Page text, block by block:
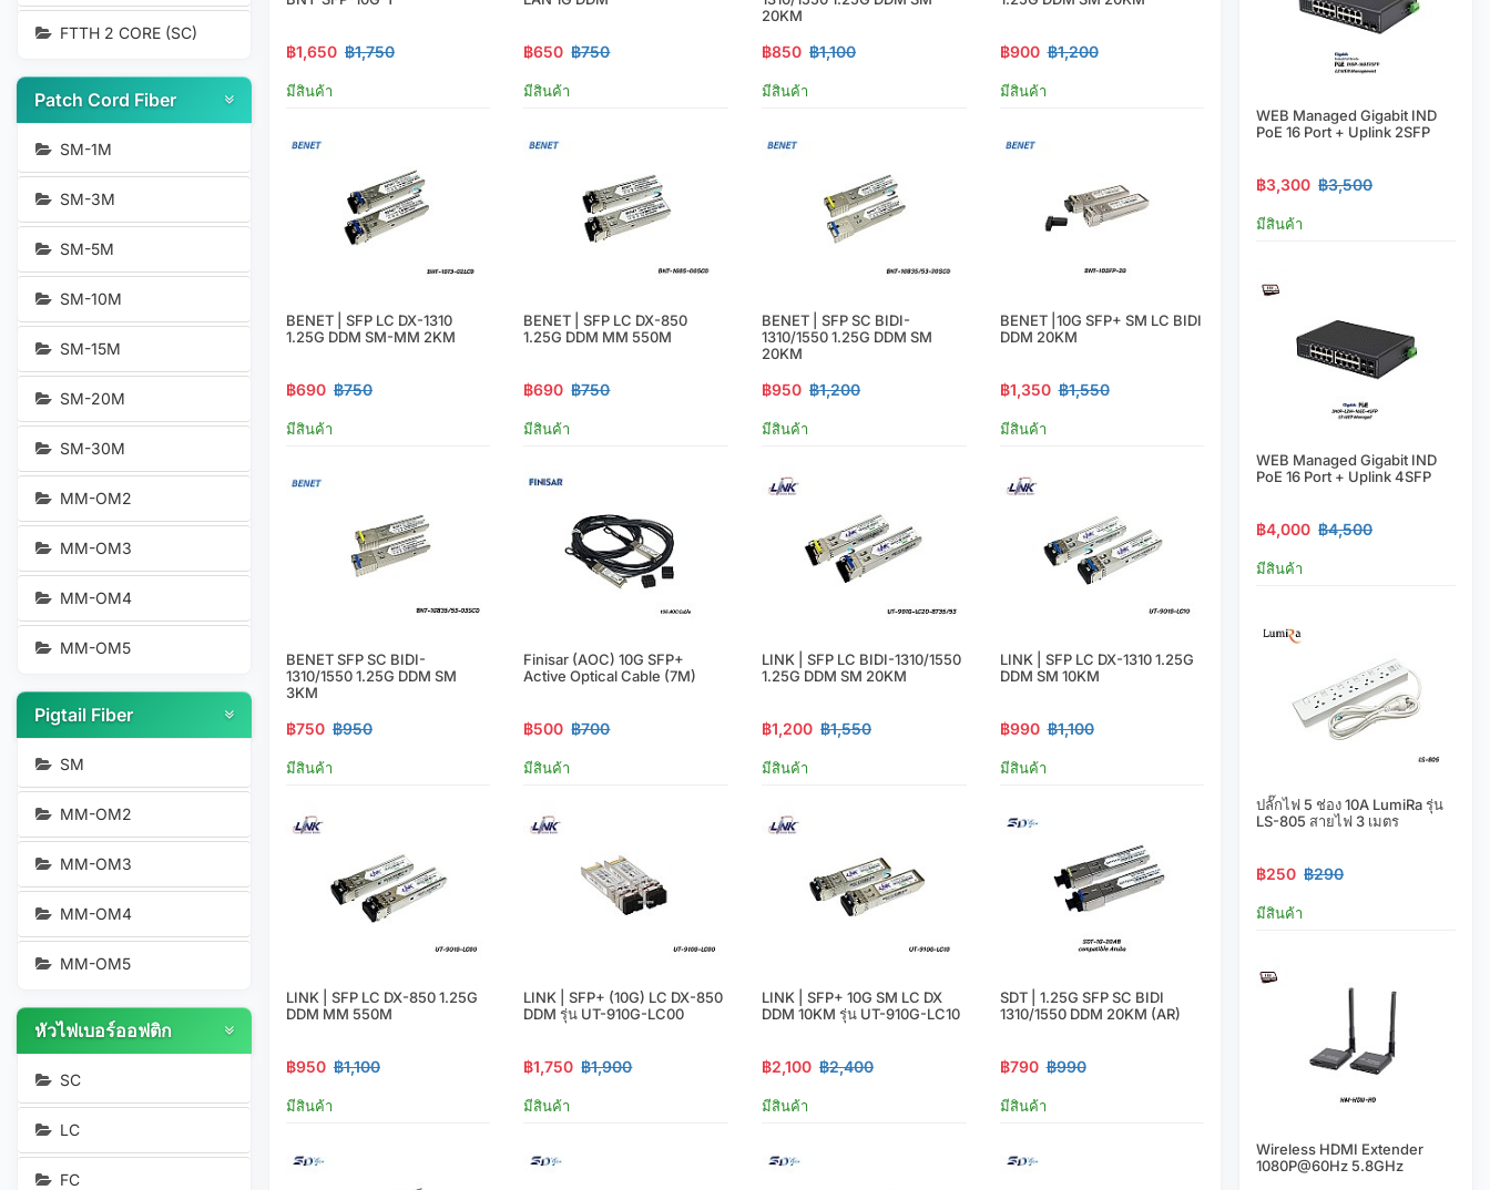
FTTH 2 CORE (SC)
Patch Cord Fiber
SM-1M
SM-3M
SM-5M
SM-10M
SM-15M
SM-20M
SM-30M
MM-OM2
MM-OM3
MM-OM4
MM-OM5
Pigtail Fiber
SM
MM-OM2
MM-OM3
MM-OM4
MM-OM5
หัวไฟเบอร์ออฟติก
SC
LC
FC
฿1,650 ฿1,750
มีสินค้า
฿650 ฿750
มีสินค้า
20KM
฿850 ฿1,100
มีสินค้า
฿900 ฿1,200
มีสินค้า
BENET | SFP LC DX-1310
1.25G DDM SM-MM 2KM
฿690 ฿750
มีสินค้า
BENET | SFP LC DX-850
1.25G DDM MM 550M
฿690 ฿750
มีสินค้า
BENET | SFP SC BIDI-
1310/1550 1.25G DDM SM
20KM
฿950 ฿1,200
มีสินค้า
BENET |10G SFP+ SM LC BIDI
DDM 20KM
฿1,350 ฿1,550
มีสินค้า
BENET SFP SC BIDI-
1310/1550 1.25G DDM SM
3KM
฿750 ฿950
มีสินค้า
Finisar (AOC) 10G SFP+
Active Optical Cable (7M)
฿500 ฿700
มีสินค้า
LINK | SFP LC BIDI-1310/1550
1.25G DDM SM 20KM
฿1,200 ฿1,550
มีสินค้า
LINK | SFP LC DX-1310 1.25G
DDM SM 10KM
฿990 ฿1,100
มีสินค้า
LINK | SFP LC DX-850 1.25G
DDM MM 550M
฿950 ฿1,100
มีสินค้า
LINK | SFP+ (10G) LC DX-850
DDM รุ่น UT-910G-LC00
฿1,750 ฿1,900
มีสินค้า
LINK | SFP+ 10G SM LC DX
DDM 10KM รุ่น UT-910G-LC10
฿2,100 ฿2,400
มีสินค้า
SDT | 1.25G SFP SC BIDI
1310/1550 DDM 20KM (AR)
฿790 ฿990
มีสินค้า
WEB Managed Gigabit IND
PoE 16 Port + Uplink 2SFP
฿3,300 ฿3,500
มีสินค้า
WEB Managed Gigabit IND
PoE 16 Port + Uplink 4SFP
฿4,000 ฿4,500
มีสินค้า
ปลั๊กไฟ 5 ช่อง 10A LumiRa รุ่น
LS-805 สายไฟ 3 เมตร
฿250 ฿290
มีสินค้า
Wireless HDMI Extender
1080P@60Hz 5.8GHz